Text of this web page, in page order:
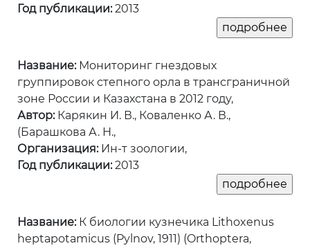
Год публикации:2013
Название:Мониторинг гнездовых
группировок степного орла в трансграничной
зоне России и Казахстана в 2012 году,
Автор:Карякин И. В., Коваленко А. В.,
(Барашкова А. Н.,
Организация:Ин-т зоологии,
Год публикации:2013
Название:К биологии кузнечика Lithoxenus
heptapotamicus (Pylnov, 1911) (Orthoptera,